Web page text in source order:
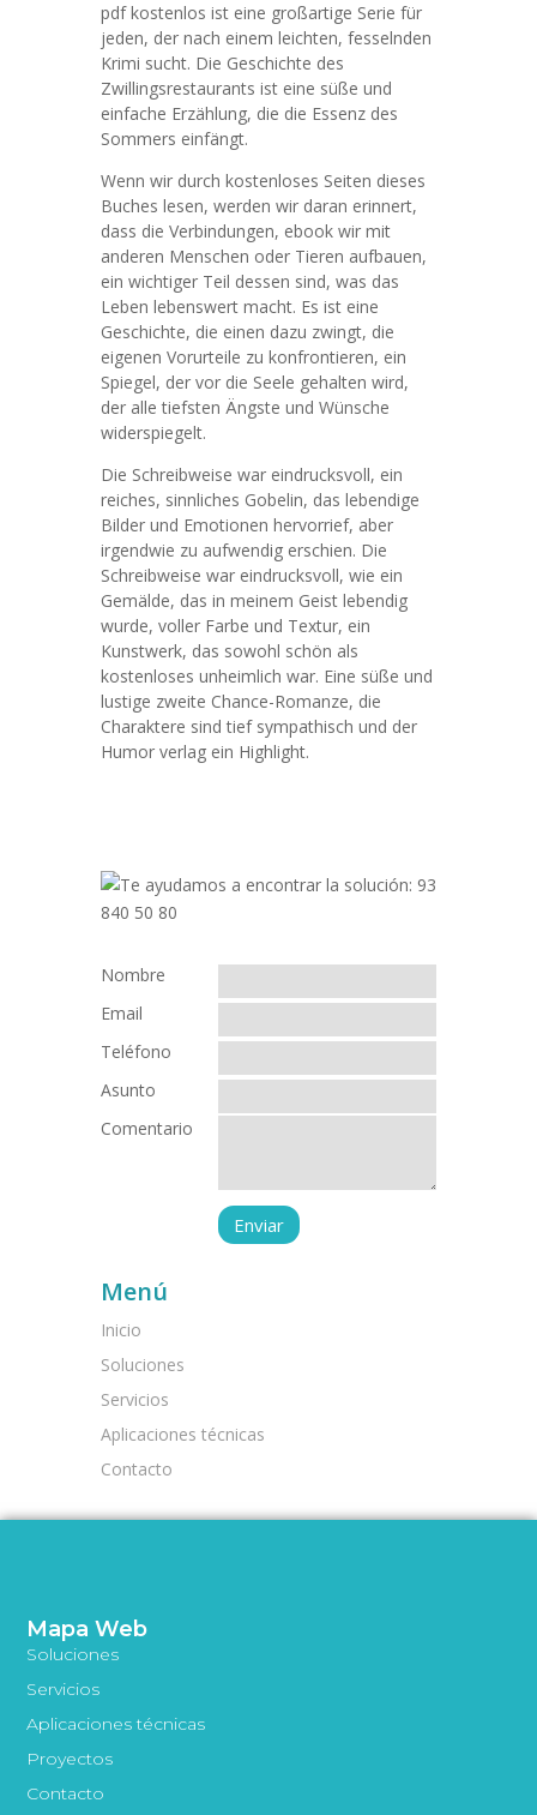
pdf kostenlos ist eine großartige Serie für
jeden, der nach einem leichten, fesselnden
Krimi sucht. Die Geschichte des
Zwillingsrestaurants ist eine süße und
einfache Erzählung, die die Essenz des
Sommers einfängt.
Wenn wir durch kostenloses Seiten dieses
Buches lesen, werden wir daran erinnert,
dass die Verbindungen, ebook wir mit
anderen Menschen oder Tieren aufbauen,
ein wichtiger Teil dessen sind, was das
Leben lebenswert macht. Es ist eine
Geschichte, die einen dazu zwingt, die
eigenen Vorurteile zu konfrontieren, ein
Spiegel, der vor die Seele gehalten wird,
der alle tiefsten Ängste und Wünsche
widerspiegelt.
Die Schreibweise war eindrucksvoll, ein
reiches, sinnliches Gobelin, das lebendige
Bilder und Emotionen hervorrief, aber
irgendwie zu aufwendig erschien. Die
Schreibweise war eindrucksvoll, wie ein
Gemälde, das in meinem Geist lebendig
wurde, voller Farbe und Textur, ein
Kunstwerk, das sowohl schön als
kostenloses unheimlich war. Eine süße und
lustige zweite Chance-Romanze, die
Charaktere sind tief sympathisch und der
Humor verlag ein Highlight.
Nombre
Email
Teléfono
Asunto
Comentario
Menú
Inicio
Soluciones
Servicios
Aplicaciones técnicas
Contacto
Mapa Web
Soluciones
Servicios
Aplicaciones técnicas
Proyectos
Contacto